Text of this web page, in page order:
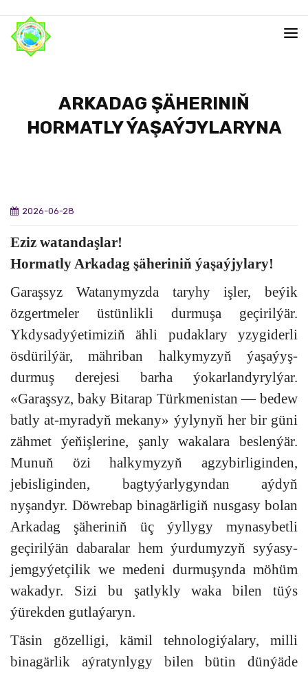
ARKADAG ŞÄHERINIŇ
HORMATLY ÝAŞAÝJYLARYNA
2026-06-28
Eziz watandaşlar!
Hormatly Arkadag şäheriniň ýaşaýjylary!
Garaşsyz Watanymyzda taryhy işler, beýik
özgertmeler üstünlikli durmuşa geçirilýär.
Ykdysadyýetimiziň ähli pudaklary yzygiderli
ösdürilýär, mähriban halkymyzyň ýaşaýyş-
durmuş derejesi barha ýokarlandyrylýar.
«Garaşsyz, baky Bitarap Türkmenistan — bedew
batly at-myradyň mekany» ýylynyň her bir güni
zähmet ýeňişlerine, şanly wakalara beslenýär.
Munuň özi halkymyzyň agzybirliginden,
jebisliginden, bagtyýarlygyndan aýdyň
nyşandyr. Döwrebap binagärligiň nusgasy bolan
Arkadag şäheriniň üç ýyllygy mynasybetli
geçirilýän dabaralar hem ýurdumyzyň syýasy-
jemgyýetçilik we medeni durmuşynda möhüm
wakadyr. Sizi bu şatlykly waka bilen tüýs
ýürekden gutlaýaryn.
Täsin gözelligi, kämil tehnologiýalary, milli
binagärlik aýratynlygy bilen bütin dünýäde